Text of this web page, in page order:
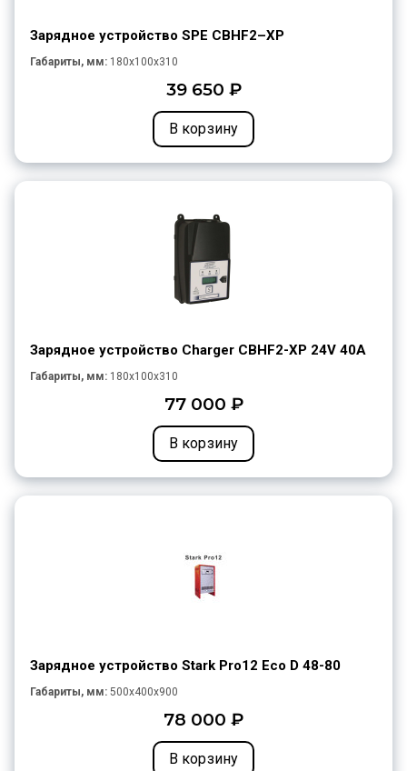
Зарядное устройство SPE CBHF2–XP
Габариты, мм: 180x100x310
39 650 ₽
В корзину
Зарядное устройство Charger CBHF2-XP 24V 40A
Габариты, мм: 180x100x310
77 000 ₽
В корзину
Зарядное устройство Stark Pro12 Eco D 48-80
Габариты, мм: 500x400x900
78 000 ₽
В корзину